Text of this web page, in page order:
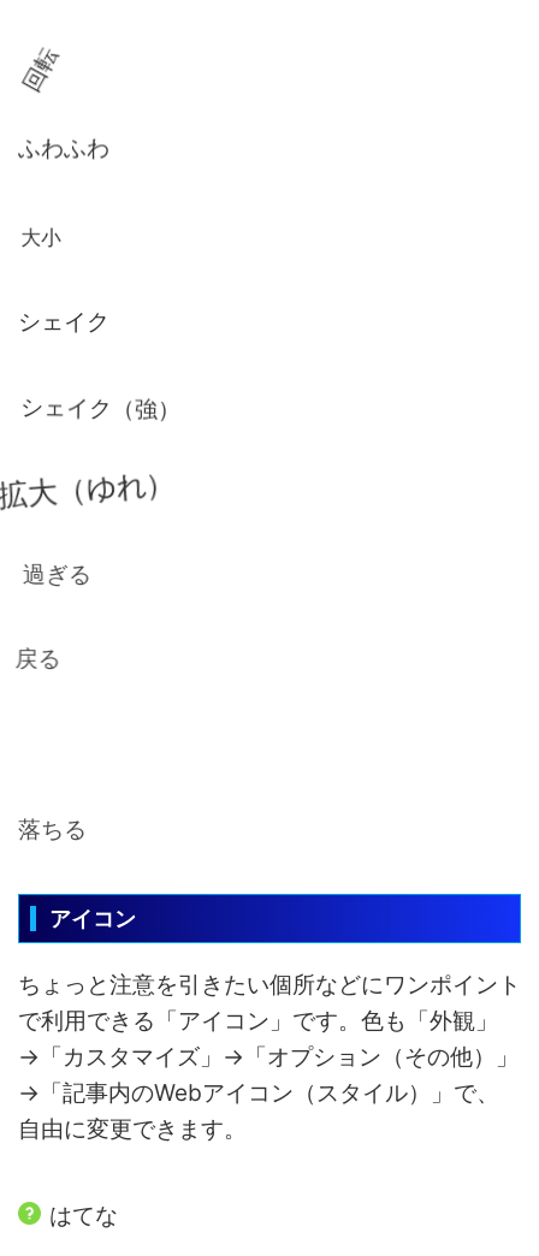
回転
ふわふわ
大小
シェイク
シェイク（強）
拡大（ゆれ）
過ぎる
戻る
落ちる
アイコン
ちょっと注意を引きたい個所などにワンポイント
で利用できる「アイコン」です。色も「外観」
→「カスタマイズ」→「オプション（その他）」
→「記事内のWebアイコン（スタイル）」で、
自由に変更できます。
はてな